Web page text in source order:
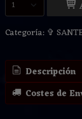
Categoría: ✞
Descripción
Costes de